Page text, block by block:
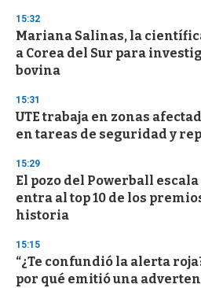
s
e
c
o
n
15:32
Mariana Salinas, la
a Corea del Sur para
bovina
15:31
UTE trabaja en zonas
en tareas de seguridad y
15:29
El pozo del Powerball
entra al top 10 de los
historia
15:15
“¿Te confundió la alerta
por qué emitió una